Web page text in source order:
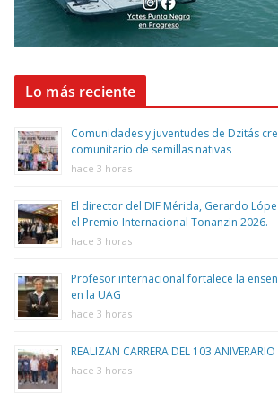
Lo más reciente
Comunidades y juventudes de Dzitás
comunitario de semillas nativas
hace 3 horas
El director del DIF Mérida, Gerardo
el Premio Internacional Tonanzin 2026.
hace 3 horas
Profesor internacional fortalece la
en la UAG
hace 3 horas
REALIZAN CARRERA DEL 103
hace 3 horas